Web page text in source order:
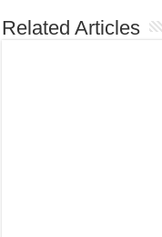
Related Articles